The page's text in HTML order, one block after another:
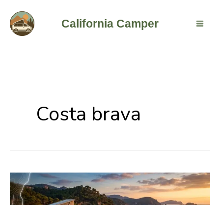
contenido
California Camper
Costa brava